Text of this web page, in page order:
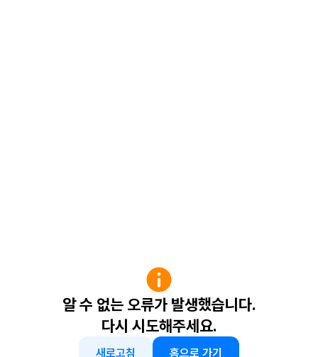
알 수 없는 오류가 발생했습니다.
다시 시도해주세요.
새로고침 홈으로 가기